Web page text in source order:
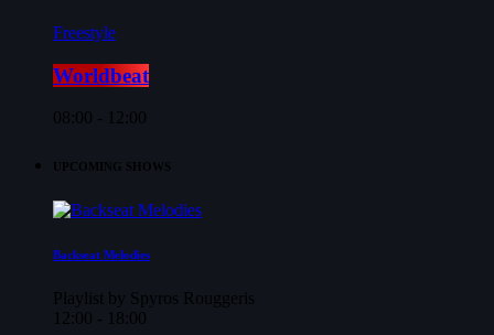
Freestyle
Worldbeat
08:00 - 12:00
UPCOMING SHOWS
Backseat Melodies
Playlist by Spyros Rouggeris
12:00 - 18:00